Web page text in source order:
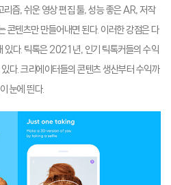
즘, 쉬운 영상 편집 툴, 성능 좋은 AR, 저작
콘텐츠만 만들어내면 된다. 이러한 강점은 다
있다. 틱톡은 2021년, 인기 틱톡커들의 수익
다. 크리에이터들의 콘텐츠 생산부터 수익까
눈에 띈다.